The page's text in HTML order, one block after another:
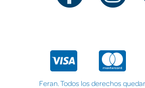
Feran. Todos los derechos